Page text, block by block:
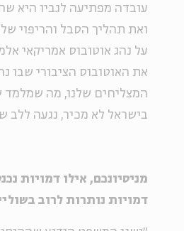
עובדה מפתיעה לגביו היא
ואת תהליך הסבל והריפוי
את האוטובוס הציבורי שבו
המצליחים שלנו, מה שמלמד
בישראל לא מכיר, נגעה ללב
מניסיונכם, אילו דמויות
דמויות נותרות לרוב